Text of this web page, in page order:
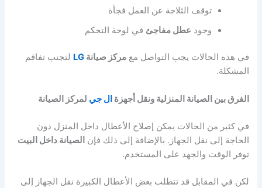
توقف الثلاجة عن العمل فجأة
وجود عطل مفاجئ في لوحة التحكم
في هذه الحالات يجب التواصل معمركز صيانةLG لتجنب تفاقم
المشكلة.
الفرق بين الصيانة المنزلية ونقل أجهزة ال جي لمركز الصيانة
في كثير من الحالات يمكن إصلاح الأعطال داخل المنزل دون
الحاجة إلى نقل الجهاز. بالإضافة إلى ذلك فإن الصيانة داخل البيت
توفر الوقت والجهد على المستخدم.
لكن في المقابل قد تتطلب بعض الأعطال الكبيرة نقل الجهاز إلى